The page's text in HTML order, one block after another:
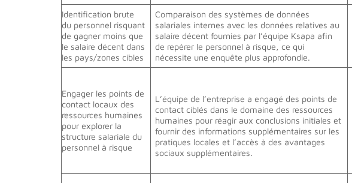
Identification brute
du personnel risquant
de gagner moins que
le salaire décent dans
les pays/zones cibles
Comparaison des systèmes de données
salariales internes avec les données relatives au
salaire décent fournies par l’équipe Ksapa afin
de repérer le personnel à risque, ce qui
nécessite une enquête plus approfondie.
Engager les points de
contact locaux des
ressources humaines
pour explorer la
structure salariale du
personnel à risque
L’équipe de l’entreprise a engagé des points de
contact ciblés dans le domaine des ressources
humaines pour réagir aux conclusions initiales et
fournir des informations supplémentaires sur les
pratiques locales et l’accès à des avantages
sociaux supplémentaires.